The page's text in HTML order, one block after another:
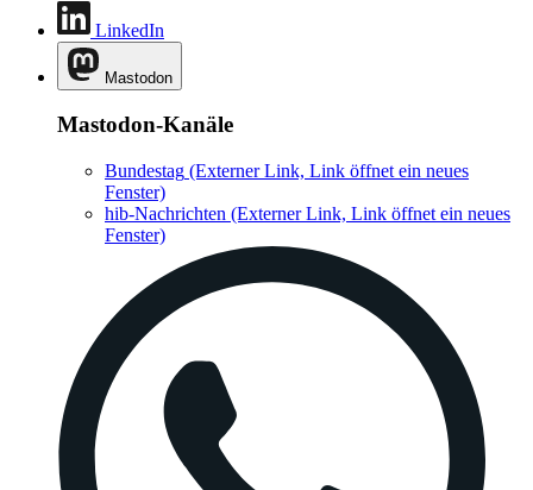
LinkedIn
Mastodon
Mastodon-Kanäle
Bundestag (Externer Link, Link öffnet ein neues
Fenster)
hib-Nachrichten (Externer Link, Link öffnet ein neues
Fenster)